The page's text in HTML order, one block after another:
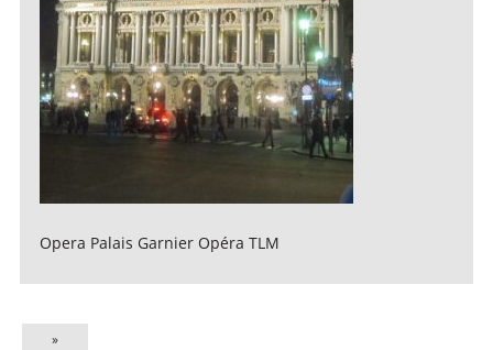
Opera Palais Garnier Opéra TLM
»